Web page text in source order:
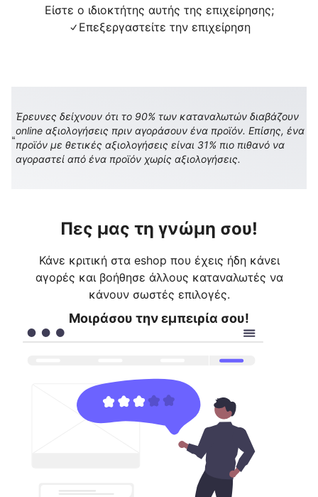
Είστε ο ιδιοκτήτης αυτής της επιχείρησης;
Επεξεργαστείτε την επιχείρηση
Έρευνες δείχνουν ότι το 90% των καταναλωτών διαβάζουν
online αξιολογήσεις πριν αγοράσουν ένα προϊόν. Επίσης, ένα
προϊόν με θετικές αξιολογήσεις είναι 31% πιο πιθανό να
αγοραστεί από ένα προϊόν χωρίς αξιολογήσεις.
Πες μας τη γνώμη σου!
Κάνε κριτική στα eshop που έχεις ήδη κάνει
αγορές και βοήθησε άλλους καταναλωτές να
κάνουν σωστές επιλογές.
Μοιράσου την εμπειρία σου!